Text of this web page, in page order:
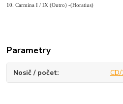
10. Carmina I / IX (Outro) -(Horatius)
Parametry
Nosič / počet CD/